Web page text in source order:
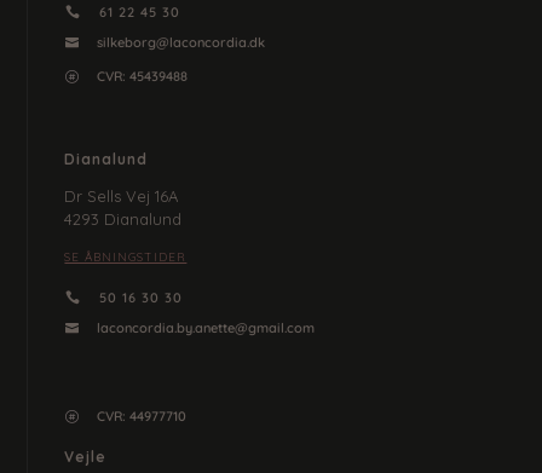
 61 22 45 30
 silkeborg@laconcordia.dk
 CVR: 45439488
Dianalund
Dr Sells Vej 16A
4293 Dianalund
SE ÅBNINGSTIDER
 50 16 30 30
 laconcordia.by.anette@gmail.com
 CVR: 44977710
Vejle